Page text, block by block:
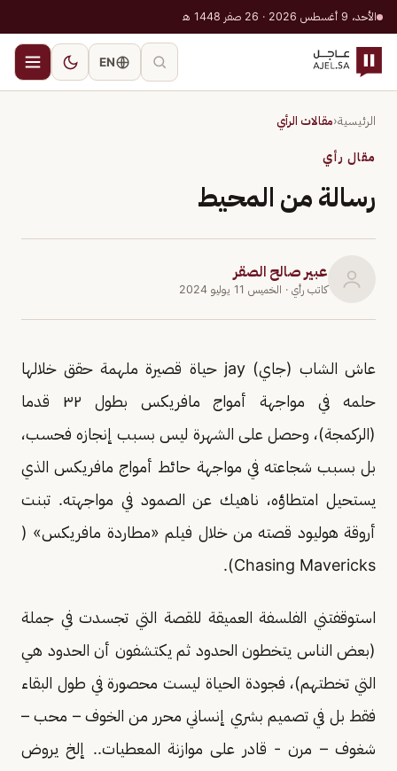
الأحد، 9 أغسطس 2026 · 26 صفر 1448 هـ
EN
الرئيسية‹مقالات الرأي
مقال رأي
رسالة من المحيط
عبير صالح الصقر
كاتب رأي · الخميس 11 يوليو 2024
عاش الشاب (جاي) jay حياة قصيرة ملهمة حقق خلالها
حلمه في مواجهة أمواج مافريكس بطول ٣٢ قدما
(الركمجة)، وحصل على الشهرة ليس بسبب إنجازه فحسب،
بل بسبب شجاعته في مواجهة حائط أمواج مافريكس الذي
يستحيل امتطاؤه، ناهيك عن الصمود في مواجهته. تبنت
أروقة هوليود قصته من خلال فيلم «مطاردة مافريكس» (
Chasing Mavericks).
استوقفتني الفلسفة العميقة للقصة التي تجسدت في جملة
(بعض الناس يتخطون الحدود ثم يكتشفون أن الحدود هي
التي تخطتهم)، فجودة الحياة ليست محصورة في طول البقاء
فقط بل في تصميم بشري إنساني محرر من الخوف – محب –
شغوف – مرن - قادر على موازنة المعطيات.. إلخ يروض